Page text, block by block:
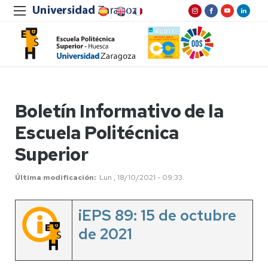
Boletín Informativo de la
Escuela Politécnica
Superior
Última modificación Lun , 18/10/2021 - 09:33
iEPS 89: 15 de octubre
de 2021